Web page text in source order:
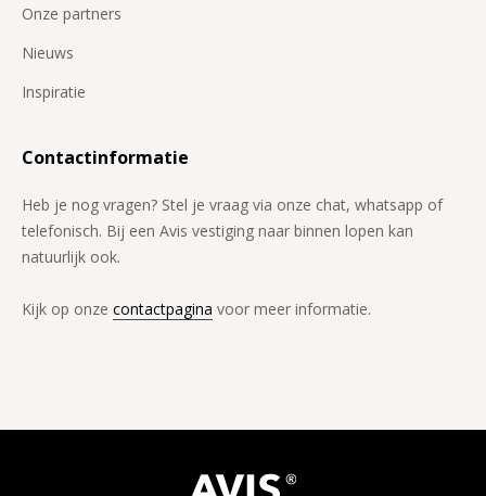
Onze partners
Nieuws
Inspiratie
Contactinformatie
Heb je nog vragen? Stel je vraag via onze chat, whatsapp of
telefonisch. Bij een Avis vestiging naar binnen lopen kan
natuurlijk ook.
Kijk op onze contactpagina voor meer informatie.